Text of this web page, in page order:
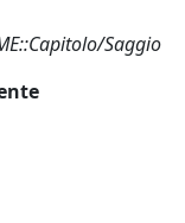
Saggio